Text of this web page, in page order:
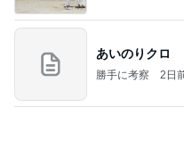
あいのりクロ
勝手に考察 2日